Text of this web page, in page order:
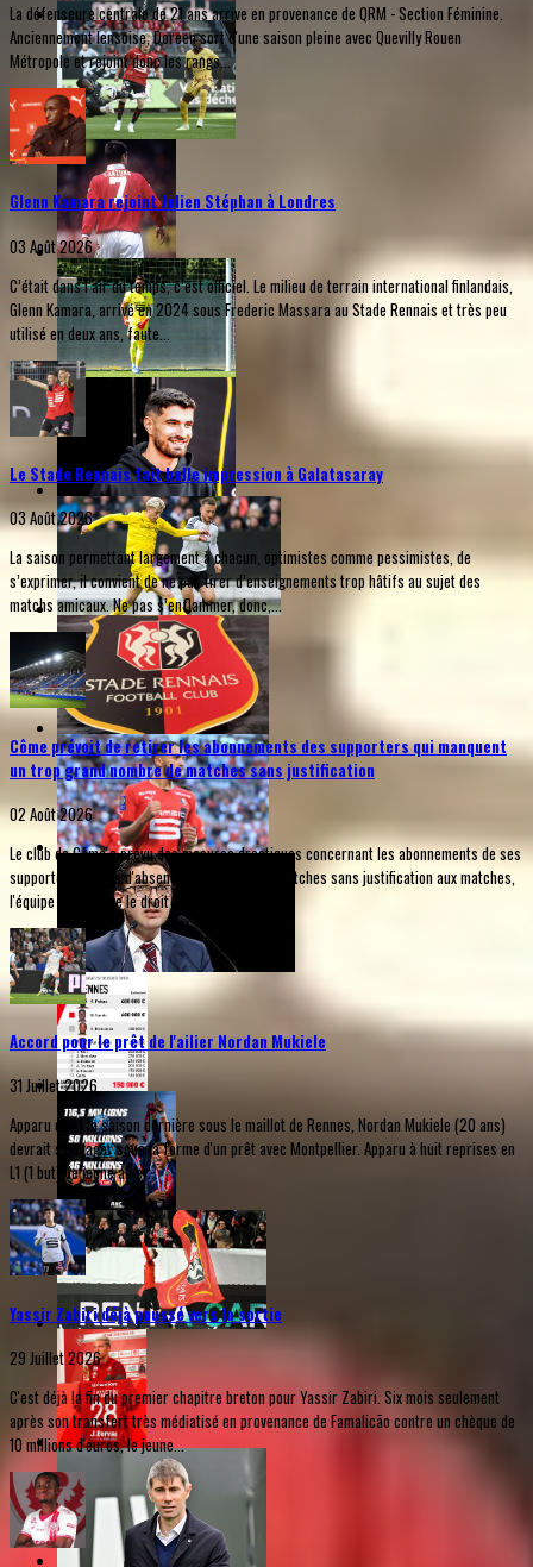
La défenseure centrale de 21 ans arrive en provenance de QRM - Section Féminine.
Anciennement lensoise, Doreen sort d'une saison pleine avec Quevilly Rouen
Métropole et rejoint donc les rangs...
Glenn Kamara rejoint Julien Stéphan à Londres
03 Août 2026
C’était dans l’air du temps, c’est officiel. Le milieu de terrain international finlandais,
Glenn Kamara, arrivé en 2024 sous Frederic Massara au Stade Rennais et très peu
utilisé en deux ans, faute...
Le Stade Rennais fait belle impression à Galatasaray
03 Août 2026
La saison permettant largement à chacun, optimistes comme pessimistes, de
s’exprimer, il convient de ne pas tirer d’enseignements trop hâtifs au sujet des
matchs amicaux. Ne pas s’enflammer, donc,...
Côme prévoit de retirer les abonnements des supporters qui manquent
un trop grand nombre de matches sans justification
02 Août 2026
Le club de Côme a prévu des mesures drastiques concernant les abonnements de ses
supporters. En cas d'absences répétées aux matches sans justification aux matches,
l'équipe se réserve le droit de...
Accord pour le prêt de l'ailier Nordan Mukiele
31 Juillet 2026
Apparu en L1 la saison dernière sous le maillot de Rennes, Nordan Mukiele (20 ans)
devrait s'engager sous la forme d'un prêt avec Montpellier. Apparu à huit reprises en
L1 (1 but), le jeune ailier...
Yassir Zabiri déjà poussé vers la sortie
29 Juillet 2026
C'est déjà la fin du premier chapitre breton pour Yassir Zabiri. Six mois seulement
après son transfert très médiatisé en provenance de Famalicão contre un chèque de
10 millions d'euros, le jeune...